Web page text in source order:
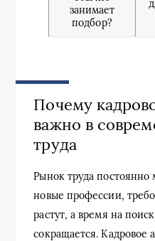
занимает
подбор?
Почему
важно в
труда
Рынок труда постоянно
новые профессии,
растут, а время на
сокращается. Кадровое